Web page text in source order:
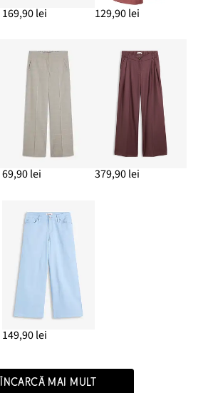
169,90 lei 129,90 lei
69,90 lei 379,90 lei
149,90 lei
ÎNCARCĂ MAI MULT